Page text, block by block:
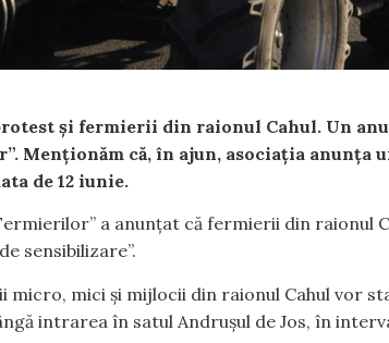
și fermierii din raionul Cahul. Un
Menționăm că, în ajun, asociația
de 12 iunie.
a anunțat că fermierii din raionul
sensibilizare”.
mici și mijlocii din raionul Cahul vor
intrarea în satul Andrușul de Jos, în